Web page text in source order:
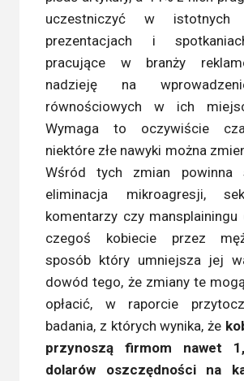
uczestniczyć w
prezentacjach i
pracujące w branży
nadzieję na
równościowych w ich
Wymaga to oczywiście
niektóre złe nawyki można
Wśród tych zmian powinna
eliminacja mikroagresji,
komentarzy czy mansplainingu
czegoś kobiecie przez
sposób który umniejsza jej
dowód tego, że zmiany te
opłacić, w raporcie
badania, z których wynika, że
przynoszą firmom nawet
dolarów oszczędności na